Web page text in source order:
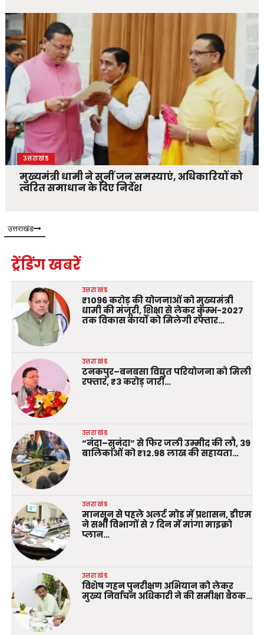
उत्तराखंड
मुख्यमंत्री धामी ने सुनीं जन समस्याएं, अधिकारियों को
त्वरित समाधान के दिए निर्देश
उत्तराखंड
ट्रेंडिंग खबरें
उत्तराखंड
₹1096 करोड़ की योजनाओं को मुख्यमंत्री
धामी की मंजूरी, शिक्षा से लेकर कुम्भ-2027
तक विकास कार्यों को मिलेगी रफ्तार…
उत्तराखंड
टनकपुर–बनबसा विद्युत परियोजना को मिली
रफ्तार, ₹3 करोड़ जारी…
उत्तराखंड
“नंदा–सुनंदा” से फिर जली उम्मीद की लौ, 39
बालिकाओं को ₹12.98 लाख की सहायता…
उत्तराखंड
मानसून से पहले अलर्ट मोड में प्रशासन, डीएम
ने सभी विभागों से 7 दिन में मांगा माइक्रो
प्लान…
उत्तराखंड
विशेष गहन पुनरीक्षण अभियान को लेकर
मुख्य निर्वाचन अधिकारी ने की समीक्षा बैठक…